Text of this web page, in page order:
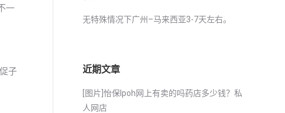
一
子
无特殊情况下广州–马来西亚3-7天左右。
近期文章
[图片]怡保lpoh网上有卖的吗药店多少钱？私
人网店